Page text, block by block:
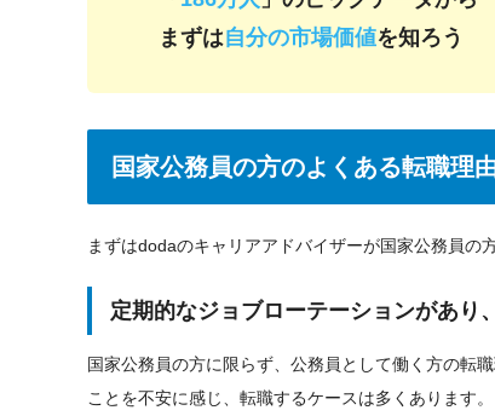
まずは自分の市場価値を知ろう
国家公務員の方のよくある転職理
まずはdodaのキャリアアドバイザーが国家公務員の
定期的なジョブローテーションがあり
国家公務員の方に限らず、公務員として働く方の転
ことを不安に感じ、転職するケースは多くあります。